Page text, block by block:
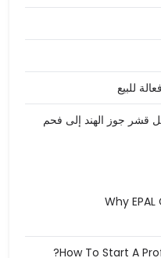
للبيع
قشر جوز الهند إلى فحم
Why
How To Start A